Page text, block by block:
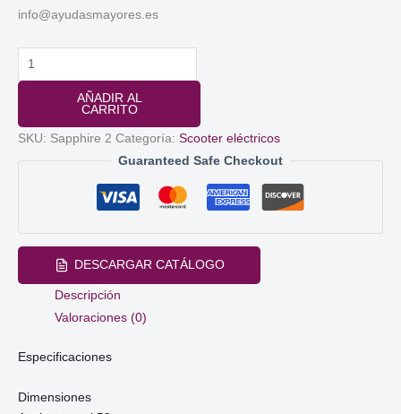
info@ayudasmayores.es
Scooter
eléctrico
Sapphire
AÑADIR AL
CARRITO
SKU: Sapphire 2 Categoría: Scooter eléctricos
Guaranteed Safe Checkout
DESCARGAR CATÁLOGO
Descripción
Valoraciones (0)
Especificaciones
Dimensiones